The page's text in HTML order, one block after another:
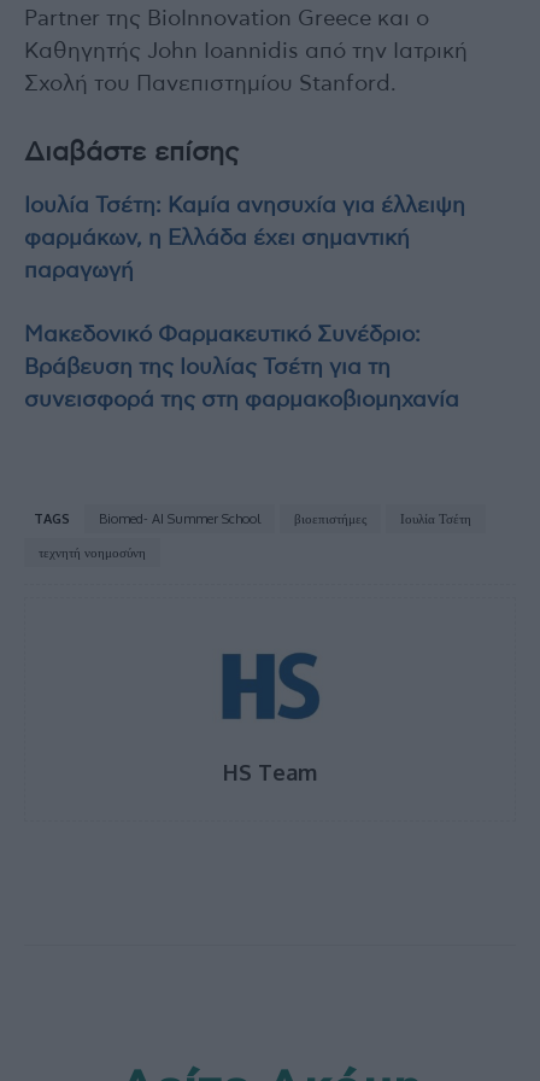
Partner της BioInnovation Greece και ο
Καθηγητής John Ioannidis από την Ιατρική
Σχολή του Πανεπιστημίου Stanford.
Διαβάστε επίσης
Ιουλία Τσέτη: Καμία ανησυχία για έλλειψη
φαρμάκων, η Ελλάδα έχει σημαντική
παραγωγή
Μακεδονικό Φαρμακευτικό Συνέδριο:
Βράβευση της Ιουλίας Τσέτη για τη
συνεισφορά της στη φαρμακοβιομηχανία
TAGS Biomed- AI Summer School βιοεπιστήμες
Ιουλία Τσέτη
τεχνητή νοημοσύνη
HS Team